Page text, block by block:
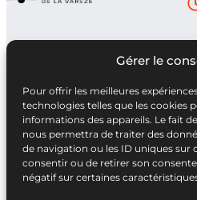
Gérer le
Pour offrir les meilleures
technologies telles que les cookies
informations des appareils. Le fait
nous permettra de traiter des
de navigation ou les ID uniques sur
consentir ou de retirer son
négatif sur certaines